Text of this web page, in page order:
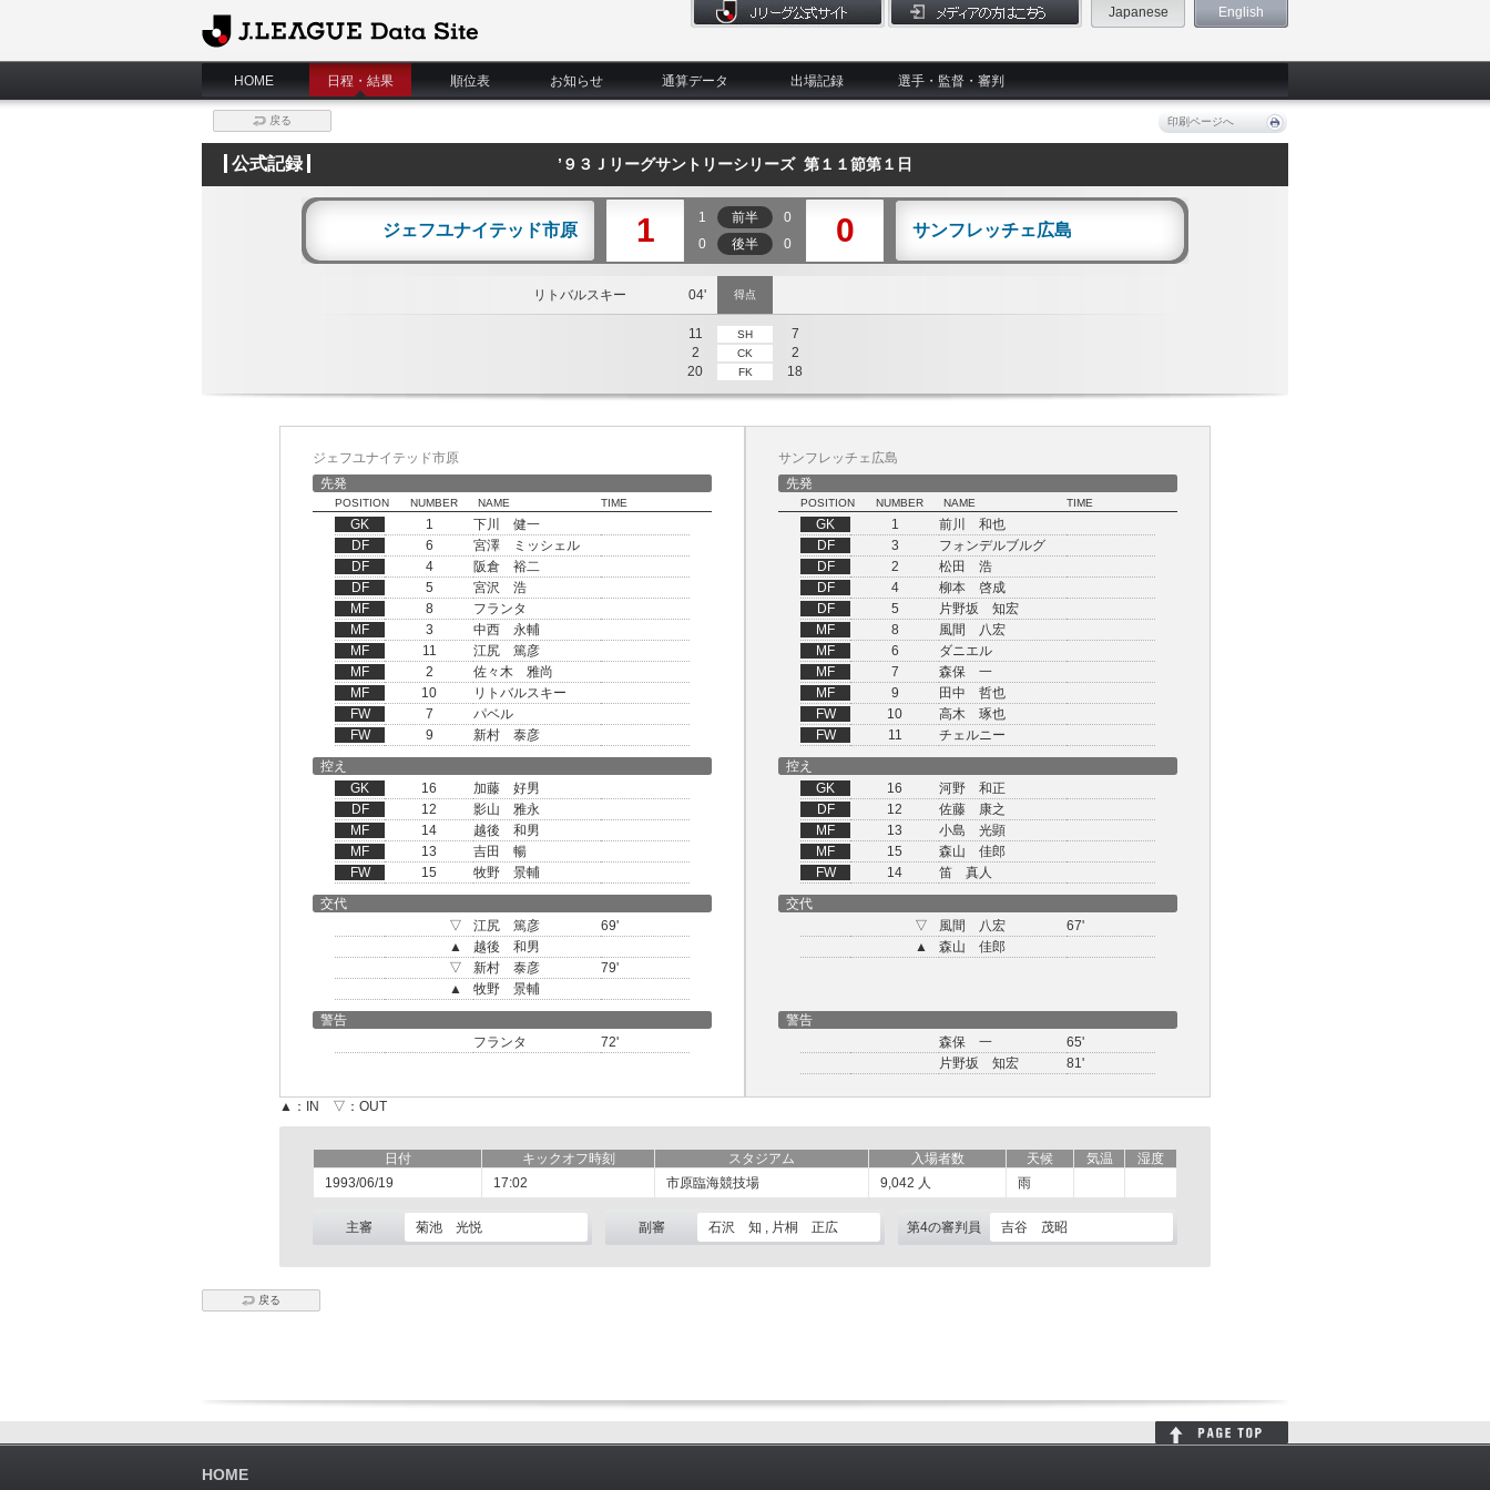
J.League Data Site
Japanese English
HOME 日程・結果 順位表 お知らせ 通算データ 出場記録 選手・監督・審判
戻る 印刷ページへ
公式記録 ’９３Ｊリーグサントリーシリーズ 第１１節第１日
ジェフユナイテッド市原 1 1 前半
0
0
後半 0 0 サンフレッチェ広島
リトバルスキー 04' 得点
11 SH
7
2
CK
2
20
FK 18
ジェフユナイテッド市原
先発
POSITION NUMBER NAME TIME
GK 1
下川 健一
DF
6
宮澤 ミッシェル
DF
4
阪倉 裕二
DF
5
宮沢 浩
MF
8
フランタ
MF
3
中西 永輔
MF
11
江尻 篤彦
MF
2
佐々木 雅尚
MF
10
リトバルスキー
FW
7
パベル
FW
9 新村 泰彦
サンフレッチェ広島
先発
POSITION NUMBER NAME TIME
GK 1
前川 和也
DF
3
フォンデルブルグ
DF
2
松田 浩
DF
4
柳本 啓成
DF
5
片野坂 知宏
MF
8
風間 八宏
MF
6
ダニエル
MF
7
森保 一
MF
9
田中 哲也
FW
10
高木 琢也
FW
11
チェルニー
控え
GK
16
加藤 好男
DF
12
影山 雅永
MF
14
越後 和男
MF
13
吉田 暢
FW
15 牧野 景輔
控え
GK
16
河野 和正
DF
12
佐藤 康之
MF
13
小島 光顕
MF
15
森山 佳郎
FW
14
笛 真人
交代
▽
江尻 篤彦
69'
▲
越後 和男
▽
新村 泰彦
79'
▲
牧野 景輔
交代
▽
風間 八宏
67'
▲
森山 佳郎
警告
フランタ
72'
警告
森保 一
65'
片野坂 知宏
81'
▲：IN ▽：OUT
日付 キックオフ時刻 スタジアム 入場者数 天候 気温
湿度
1993/06/19
17:02 市原臨海競技場 9,042 人 雨
主審 菊池 光悦 副審 石沢 知 , 片桐 正広 第4の審判員 吉谷 茂昭
戻る
HOME